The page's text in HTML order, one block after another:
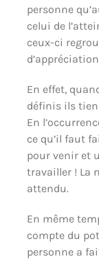
personne
celui de
ceux-ci
En effet,
définis ils
En
ce qu’il faut
pour venir et
travailler ! La
attendu.
En même
compte du
personne a